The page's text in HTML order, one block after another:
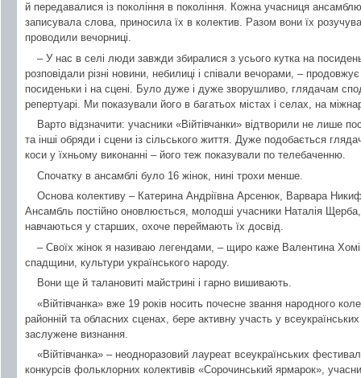
й передавалися із покоління в покоління. Кожна учасниця
записувала слова, приносила їх в колектив. Разом вони їх
проводили вечорниці.
– У нас в селі люди завжди збиралися з усього кутка на
розповідали різні новини, небилиці і співали вечорами, –
посиденьки і на сцені. Було дуже і дуже зворушливо, глядачам
репертуарі. Ми показували його в багатьох містах і селах, на
Варто відзначити: учасники «Війтівчанки» відтворили не лише
та інші обряди і сцени із сільського життя. Дуже подобається
коси у їхньому виконанні – його теж показували по телебаченню.
Спочатку в ансамблі було 16 жінок, нині трохи менше.
Основа колективу – Катерина Андріївна Арсенюк, Варвара
Ансамбль постійно оновлюється, молодші учасники Наталія
навчаються у старших, охоче переймають їх досвід.
– Своїх жінок я називаю легендами, – щиро каже Валентина
спадщини, культури українського народу.
Вони ще й талановиті майстрині і гарно вишивають.
«Війтівчанка» вже 19 років носить почесне звання народного
районній та обласних сценах, бере активну участь у
заслужене визнання.
«Війтівчанка» – неодноразовий лауреат всеукраїнських
конкурсів фольклорних колективів «Сорочинський ярмарок»,